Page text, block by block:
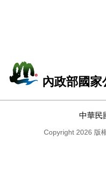
內政部國
中華民
Copyright 2026 版